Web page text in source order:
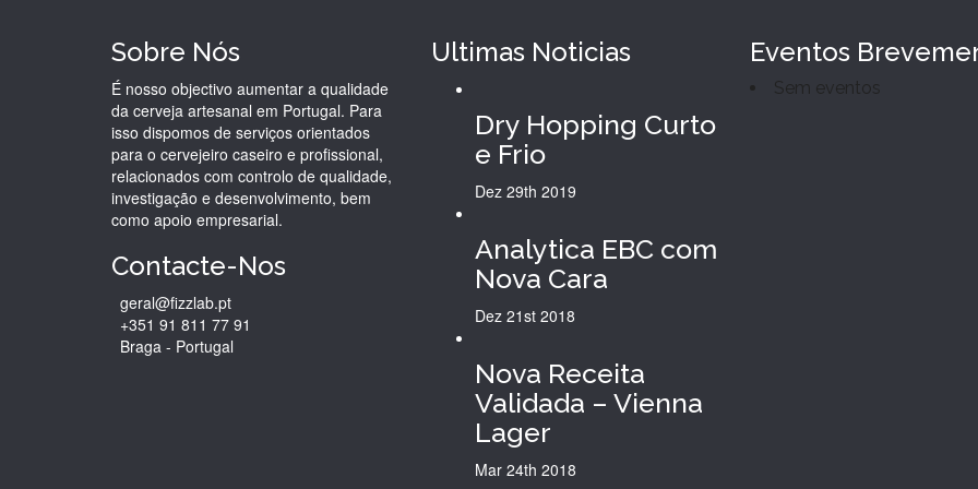
Sobre Nós
É nosso objectivo aumentar a qualidade
da cerveja artesanal em Portugal. Para
isso dispomos de serviços orientados
para o cervejeiro caseiro e profissional,
relacionados com controlo de qualidade,
investigação e desenvolvimento, bem
como apoio empresarial.
Contacte-Nos
geral@fizzlab.pt
+351 91 811 77 91
Braga - Portugal
UltimasNoticias
Dry Hopping Curto
e Frio
Dez 29th 2019
Analytica EBC com
Nova Cara
Dez 21st 2018
Nova Receita
Validada – Vienna
Lager
Mar 24th 2018
Eventos
Sem eventos